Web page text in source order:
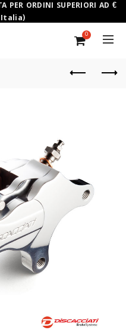
PER ORDINI SUPERIORI AD €
Italia)
0